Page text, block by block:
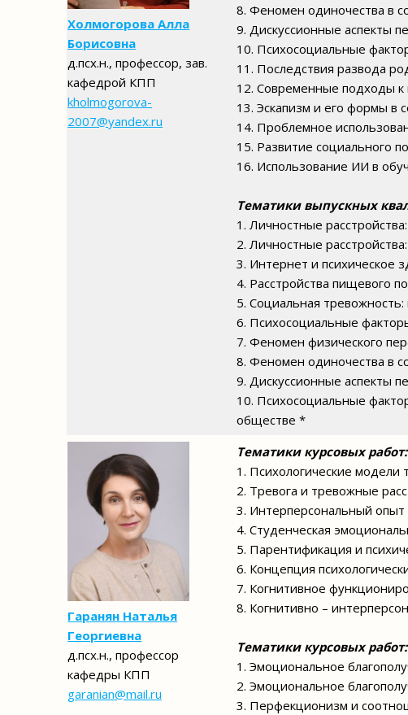
Холмогорова Алла
Борисовна
д.псх.н., профессор, зав.
кафедрой КПП
kholmogorova-
2007@yandex.ru
8. Феномен одиночества в
9. Дискуссионные аспекты
10. Психосоциальные
11. Последствия развода
12. Современные подходы к
13. Эскапизм и его формы в
14. Проблемное
15. Развитие социального
16. Использование ИИ в
Тематики выпускных
1. Личностные
2. Личностные
3. Интернет и психическое
4. Расстройства пищевого
5. Социальная
6. Психосоциальные
7. Феномен физического
8. Феномен одиночества в
9. Дискуссионные аспекты
10. Психосоциальные
обществе *
Гаранян Наталья
Георгиевна
д.псх.н., профессор
кафедры КПП
garanian@mail.ru
Тематики курсовых работ:
1. Психологические модели
2. Тревога и тревожные
3. Интерперсональный
4. Студенческая
5. Парентификация и
6. Концепция
7. Когнитивное
8. Когнитивно –
Тематики курсовых работ:
1. Эмоциональное
2. Эмоциональное
3. Перфекционизм и